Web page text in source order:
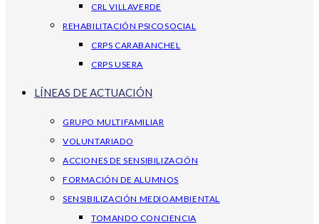
CRL VILLAVERDE
REHABILITACIÓN PSICOSOCIAL
CRPS CARABANCHEL
CRPS USERA
LÍNEAS DE ACTUACIÓN
GRUPO MULTIFAMILIAR
VOLUNTARIADO
ACCIONES DE SENSIBILIZACIÓN
FORMACIÓN DE ALUMNOS
SENSIBILIZACIÓN MEDIOAMBIENTAL
TOMANDO CONCIENCIA